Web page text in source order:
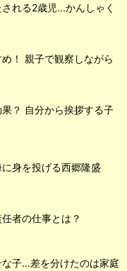
れる2歳児...かんしゃく
！ 親子で観察しながら
果？ 自分から挨拶する子
身を投げる西郷隆盛
者の仕事とは？
子…差を分けたのは家庭